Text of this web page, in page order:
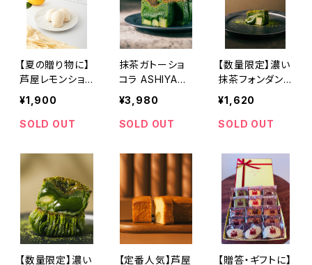
【夏の贈り物に】
芦屋レモンショ
コラマドレーヌ
6個入り
¥1,900
SOLD OUT
抹茶ガトーショ
コラ ASHIYA
–堀井七茗園 宇
治抹茶使用–
¥3,980
SOLD OUT
【数量限定】濃い
抹茶フォンダン
ショコラ 4個
入 保存料香料
不使用
¥1,620
SOLD OUT
【数量限定】濃い
【定番人気】芦屋
【贈答・ギフトに】